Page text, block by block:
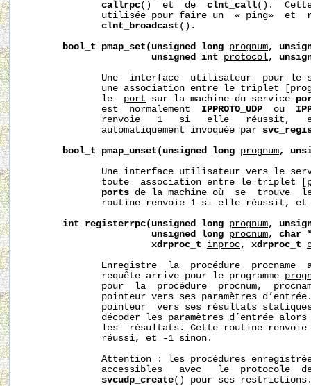
callrpc()  et  de clnt_call().
utilisée pour faire un  « ping»  et
clnt_broadcast ().
bool_t
pmap_set(unsigned long prognum,
unsigned
int protocol,
Une  interface  utilisateur  pour le
              une association entre le triplet [
              le
port sur la machine du service
              est  normalement
IPPROTO_UDP
  ou
renvoie   1   si   elle   réussit,
              automatiquement invoquée par
bool_t
pmap_unset(unsigned long prognum,
Une interface utilisateur vers le
              toute  association entre le triplet [
ports de la machine où  se  trouve
routine renvoie 1 si elle réussit, et
int
registerrpc(unsigned long prognum,
unsigned
long procnum, char
xdrproc_t
inproc, xdrproc_t
              Enregistre  la  procédure
procname
              requête arrive pour le programme
              pour  la  procédure
procnum,
pointeur vers ses paramètres
pointeur  vers ses résultats
décoder les paramètres d’entrée
les  résultats. Cette routine
              réussi, et -1 sinon.
Attention : les procédures
accessibles   avec   le  protocole
svcudp_create() pour ses